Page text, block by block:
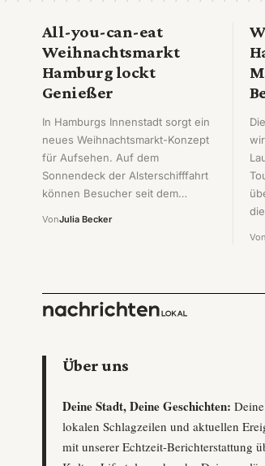
All-you-can-eat
Weihnachtsmarkt
Hamburg lockt
Genießer
In Hamburgs Innenstadt sorgt ein
neues Weihnachtsmarkt-Konzept
für Aufsehen. Auf dem
Sonnendeck der Alsterschifffahrt
können Besucher seit dem…
VonJulia Becker
Von
Über uns
Deine Stadt, Deine Geschichten:
lokalen Schlagzeilen und aktuellen
mit unserer Echtzeit-Berichterstattung